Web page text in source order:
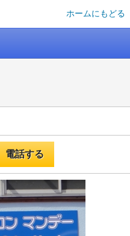
ホームにもどる
電話する